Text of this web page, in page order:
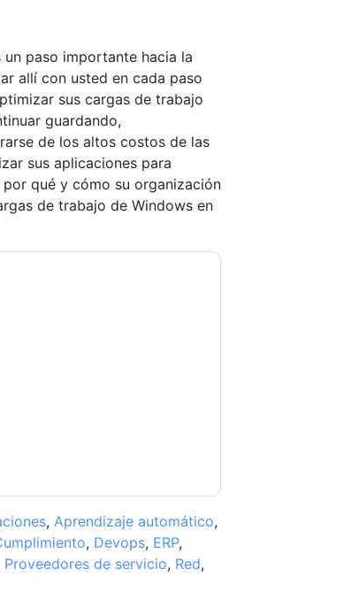
un paso importante hacia la
allí con usted en cada paso
sus cargas de trabajo
guardando,
de los altos costos de las
sus aplicaciones para
qué y cómo su organización
de trabajo de Windows en
, Aprendizaje automático,
, Devops, ERP,
Proveedores de servicio, Red,